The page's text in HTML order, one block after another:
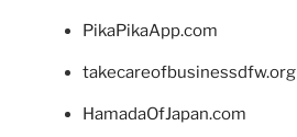
PikaPikaApp.com
takecareofbusinessdfw.org
HamadaOfJapan.com